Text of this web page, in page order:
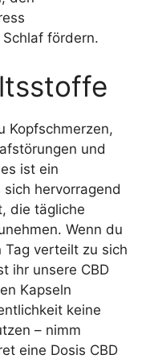
fördern.
Kopfschmerzen,
und
ist ein
hervorragend
die tägliche
Wenn du
Tag verteilt zu sich
ihr unsere CBD
Kapseln
keine
– nimm
eine Dosis CBD